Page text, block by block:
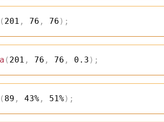
( 201 , 76 , 76 ) ;
( 201 , 76 , 76 , 0.3 ) ;
( 89 , 43% , 51%) ;